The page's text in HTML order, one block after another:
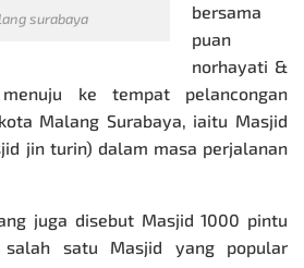
surabaya
bersama
puan
norhayati &
ke tempat pelancongan
Malang Surabaya, iaitu Masjid
jin turin) dalam masa perjalanan
juga disebut Masjid 1000 pintu
salah satu Masjid yang popular